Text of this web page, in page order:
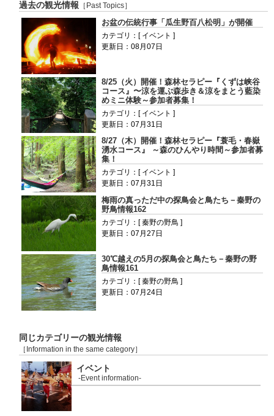
過去の観光情報 ［Past Topics］
お盆の伝統行事「瓜生野百八松明」が開催
カテゴリ：[ イベント ]
更新日：08月07日
8/25（火）開催！森林セラピー『くずは峡谷
コース』〜涼を運ぶ森歩き＆涼をまとう藍染
めミニ体験～参加者募集！
カテゴリ：[ イベント ]
更新日：07月31日
8/27（木）開催！森林セラピー『蓑毛・春嶽
湧水コース』 ～森のひんやり時間～参加者募
集！
カテゴリ：[ イベント ]
更新日：07月31日
梅雨の真っただ中の探鳥会と鳥たち－秦野の
野鳥情報162
カテゴリ：[ 秦野の野鳥 ]
更新日：07月27日
30℃越えの5月の探鳥会と鳥たち－秦野の野
鳥情報161
カテゴリ：[ 秦野の野鳥 ]
更新日：07月24日
同じカテゴリーの観光情報
［Information in the same category］
イベント
-Event information-